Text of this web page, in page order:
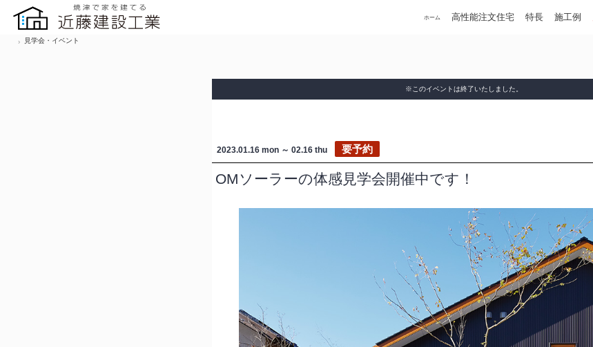
ホーム 高性能注文住宅 特長 施工例
見学会・イベント
※このイベントは終了いたしました。
2023.01.16 mon ～ 02.16 thu 要予約
OMソーラーの体感見学会開催中です！